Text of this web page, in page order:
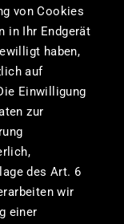
von Cookies
in Ihr Endgerät
haben,
auf
Einwilligung
zur
des Art. 6
wir
einer